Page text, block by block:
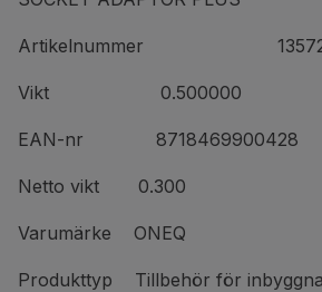
Artikelnummer
Vikt 0.500000
EAN-nr 8718469900428
Netto vikt 0.300
Varumärke ONEQ
Produkttyp Tillbehör för